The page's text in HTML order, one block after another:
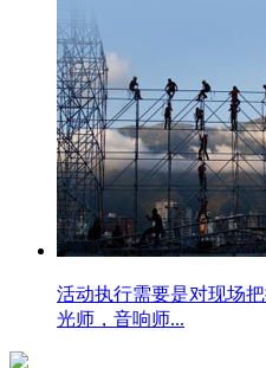
活动执行需要是对现场
光师，音响师...